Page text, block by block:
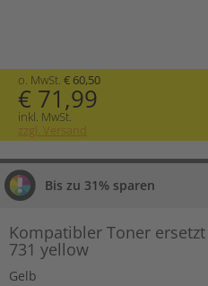
o. MwSt. € 60,50
€ 71,99
inkl. MwSt.
zzgl. Versand
Bis zu 31% sparen
Kompatibler Toner
731 yellow
Gelb